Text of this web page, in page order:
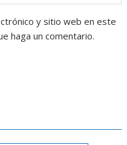
y sitio web en este
haga un comentario.